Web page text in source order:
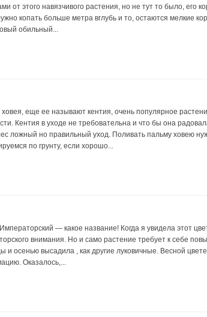
от этого навязчивого растения, но не тут то было, его
копать больше метра вглубь и то, остаются мелкие
обильный...
еще ее называют кентия, очень популярное
Кентия в уходе не требовательна и что бы она
ложный но правильный уход. Поливать пальму ховею
по грунту, если хорошо...
— какое название! Когда я увидела этот
внимания. Но и само растение требует к себе
и осенью высадила , как другие луковичные. Весной
Оказалось,...